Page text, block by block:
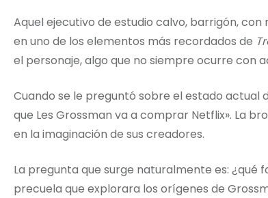
Aquel ejecutivo de estudio calvo, barrigón,
en uno de los elementos más recordados de
el personaje, algo que no siempre ocurre con
Cuando se le preguntó sobre el estado actual
que Les Grossman va a comprar Netflix». La
en la imaginación de sus creadores.
La pregunta que surge naturalmente es:
precuela que explorara los orígenes de